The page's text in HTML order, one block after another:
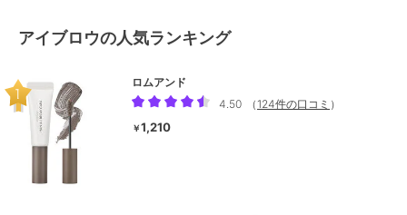
アイブロウの人気ランキング
ロムアンド
4.50
（ 124件の口コミ ）
￥1,210